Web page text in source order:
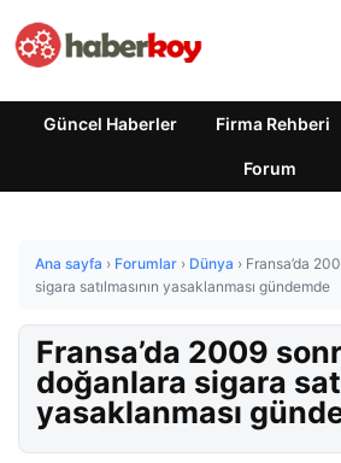
Güncel Haberler Firma Rehberi
Forum
Ana sayfa › Forumlar › Dünya › Fransa’da
sigara satılmasının yasaklanması gündemde
Fransa’da 2009
doğanlara sigara
yasaklanması